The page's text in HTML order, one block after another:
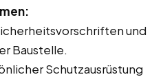
und
Baustelle.
Schutzausrüstung